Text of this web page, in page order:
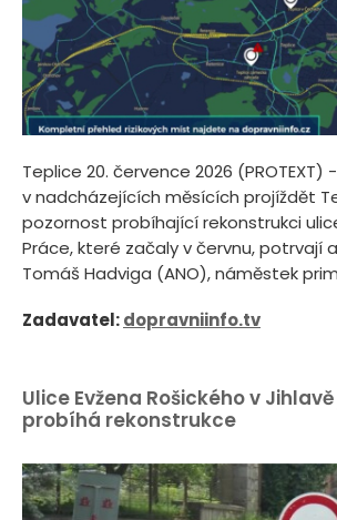
Teplice 20. července 2026
v nadcházejících měsících projíždět
pozornost probíhající rekonstrukci
Práce, které začaly v červnu, potrvají
Tomáš Hadviga (ANO), náměstek
Zadavatel:dopravniinfo.tv
Ulice Evžena Rošického v
probíhá rekonstrukce